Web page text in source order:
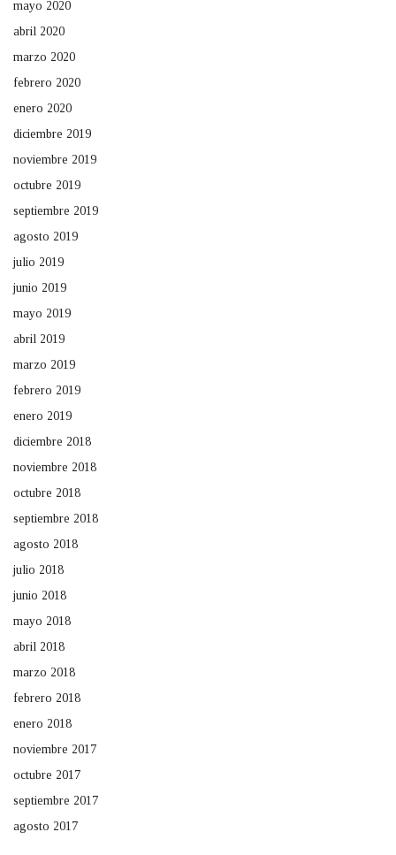
mayo 2020
abril 2020
marzo 2020
febrero 2020
enero 2020
diciembre 2019
noviembre 2019
octubre 2019
septiembre 2019
agosto 2019
julio 2019
junio 2019
mayo 2019
abril 2019
marzo 2019
febrero 2019
enero 2019
diciembre 2018
noviembre 2018
octubre 2018
septiembre 2018
agosto 2018
julio 2018
junio 2018
mayo 2018
abril 2018
marzo 2018
febrero 2018
enero 2018
noviembre 2017
octubre 2017
septiembre 2017
agosto 2017